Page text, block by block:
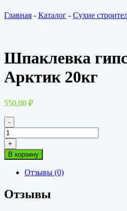
Главная - Каталог - Сухие
Шпаклевка
Арктик 20кг
550,00 ₽
-
Количество
товара
Шпаклевка
гипсовая
Волма
Арктик
+
В корзину
Отзывы (0)
Отзывы